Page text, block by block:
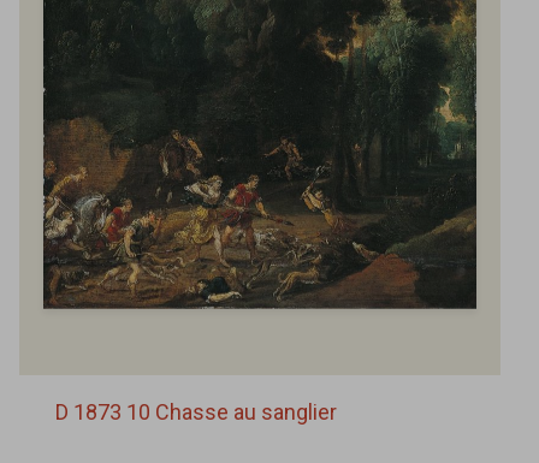
D 1873 10 Chasse au sanglier